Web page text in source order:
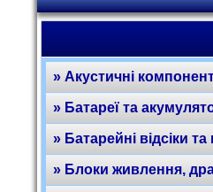
» Акустичні
» Батареї та
» Батарейні відсіки
» Блоки живлення,